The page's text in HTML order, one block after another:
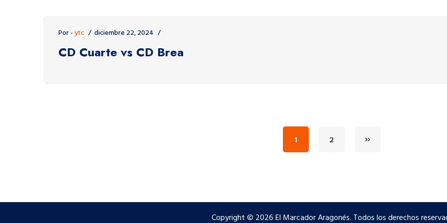
Por -ytc diciembre 22, 2024
CD Cuarte vs CD Brea
1 2
Copyright © 2026 El Marcador Aragonés. Todos los derechos